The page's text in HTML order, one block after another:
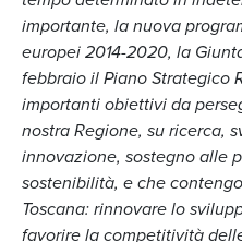
importante, la nuova
europei 2014-2020, la
febbraio il Piano Strategico
importanti obiettivi da
nostra Regione, su ricerca,
innovazione, sostegno alle
sostenibilità, e che
Toscana: rinnovare lo
favorire la competitività